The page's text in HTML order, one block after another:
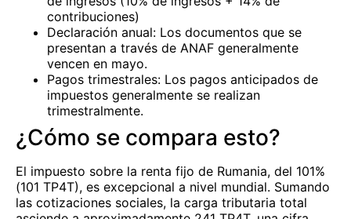
contribuciones)
Declaración anual: Los documentos que se
presentan a través de ANAF generalmente
vencen en mayo.
Pagos trimestrales: Los pagos anticipados de
impuestos generalmente se realizan
trimestralmente.
¿Cómo se compara esto?
El impuesto sobre la renta fijo de Rumania, del 101%
(101 TP4T), es excepcional a nivel mundial. Sumando
las cotizaciones sociales, la carga tributaria total